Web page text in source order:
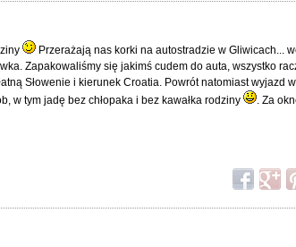
Przerażają nas korki na autostradzie w Gliwicach...
Zapakowaliśmy się jakimś cudem do auta, wszystko
Słowenie i kierunek Croatia. Powrót natomiast wyjazd
w tym jadę bez chłopaka i bez kawałka rodziny
. Za